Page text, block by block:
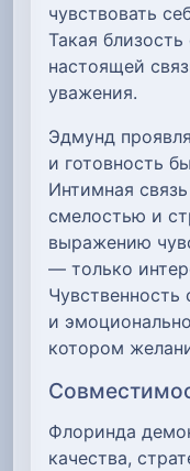
чувствовать
Такая
настоящей
уважения.
Эдмунд
и готовность
Интимная
смелостью и
выражению
— только
Чувственность
и
котором
Флоринда
качества,